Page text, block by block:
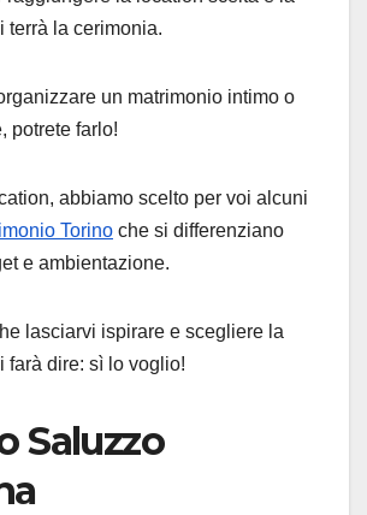
terrà la cerimonia.
un matrimonio intimo o
potrete farlo!
abbiamo scelto per voi alcuni
Torino che si differenziano
e ambientazione.
lasciarvi ispirare e scegliere la
farà dire: sì lo voglio!
Saluzzo